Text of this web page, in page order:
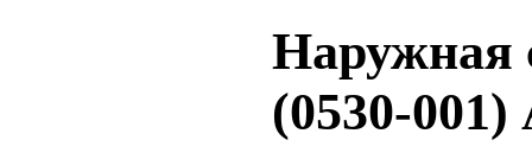
Наружная
(0530-